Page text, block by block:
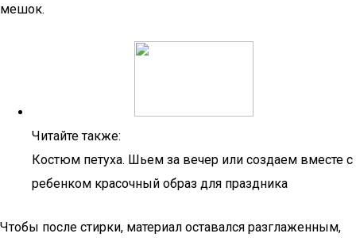
мешок.
Читайте также:
Костюм петуха. Шьем за вечер или создаем вместе с
ребенком красочный образ для праздника
Чтобы после стирки, материал оставался разглаженным,